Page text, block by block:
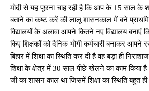
मोदी से यह पूछना चाह रही है कि आप के 15 साल के
बताने का कष्ट करें की लालू शासनकाल में बने
विद्यालयों के अलावा आपने कितने नए विद्यालय बनाएं
किए शिक्षकों को दैनिक भोगी कर्मचारी बनाकर आपने
बिहार में शिक्षा का स्थिति कर दी है वह बड़ा ही
शिक्षा के क्षेत्र में 30 साल पीछे खेलने का काम किया
जी का शासन काल था जिसमें शिक्षा का स्थिति बहुत